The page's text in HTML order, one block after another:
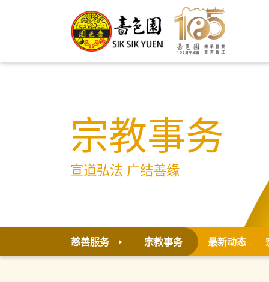
宗教事务
宣道弘法 广结善缘
慈善服务 宗教事务 最新动态